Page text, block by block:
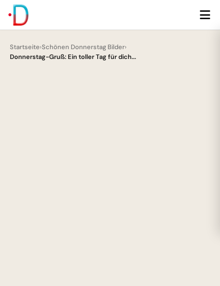
Startseite›Schönen Donnerstag Bilder›
Donnerstag-Gruß: Ein toller Tag für dich...